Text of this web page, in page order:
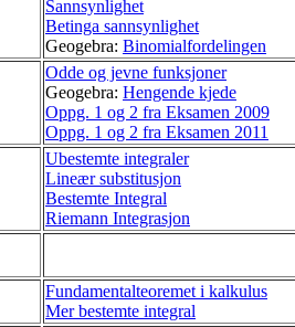
Sannsynlighet
Betinga sannsynlighet
Geogebra: Binomialfordelingen
Odde og jevne funksjoner
Geogebra: Hengende kjede
Oppg. 1 og 2 fra Eksamen 2009
Oppg. 1 og 2 fra Eksamen 2011
Ubestemte integraler
Lineær substitusjon
Bestemte Integral
Riemann Integrasjon
Fundamentalteoremet i kalkulus
Mer bestemte integral